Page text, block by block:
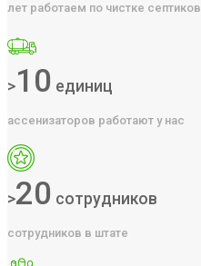
лет работаем по чистке септиков
>10 единиц
ассенизаторов работают у нас
>20 сотрудников
сотрудников в штате